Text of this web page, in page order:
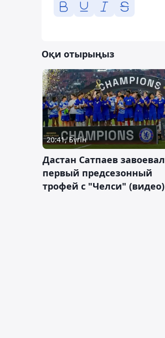
Оқи отырыңыз
20:41, Бүгін
Дастан Сатпаев завоевал
первый предсезонный
трофей с "Челси" (видео)